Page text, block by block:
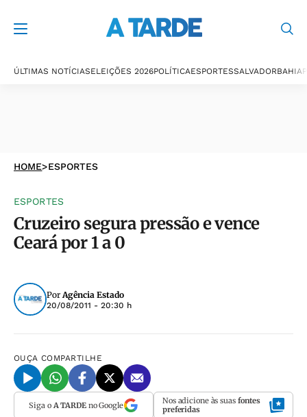
ÚLTIMAS NOTÍCIASELEIÇÕES 2026POLÍTICAESPORTESSALVADORBAHIA
HOME>ESPORTES
ESPORTES
Cruzeiro segura pressão e vence
Ceará por 1 a 0
PorAgência Estado
20/08/2011 - 20:30 h
OUÇA COMPARTILHE
Siga o A TARDEno Google Nos adicione às suas fontes
preferidas